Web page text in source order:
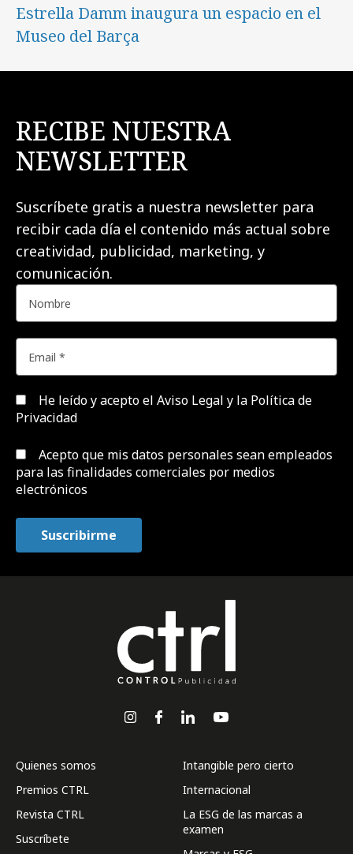
Estrella Damm inaugura un espacio en el
Museo del Barça
RECIBE NUESTRA
NEWSLETTER
Suscríbete gratis a nuestra newsletter para
recibir cada día el contenido más actual sobre
creatividad, publicidad, marketing, y
comunicación.
He leído y acepto el Aviso Legal y la Política de
Privacidad
Acepto que mis datos personales sean empleados
para las finalidades comerciales por medios
electrónicos
Quienes somos
Premios CTRL
Revista CTRL
Suscríbete
Intangible pero cierto
Internacional
La ESG de las marcas a
examen